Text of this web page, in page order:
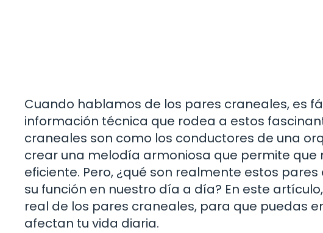
Cuando hablamos de los pares craneales, es
información técnica que rodea a estos
craneales son como los conductores de una
crear una melodía armoniosa que permite
eficiente. Pero, ¿qué son realmente estos
su función en nuestro día a día? En este
real de los pares craneales, para que puedas
afectan tu vida diaria.